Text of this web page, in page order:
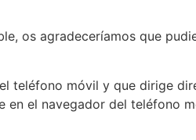
os agradeceríamos que
teléfono móvil y que dirige
en el navegador del teléfono